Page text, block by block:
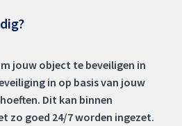
jouw object te beveiligen in
in op basis van jouw
Dit kan binnen
zo goed 24/7 worden ingezet.